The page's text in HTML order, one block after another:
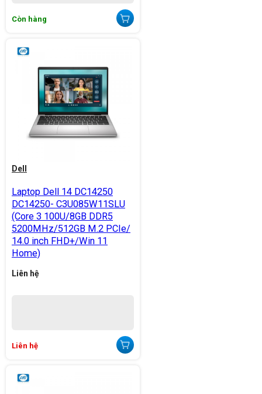
Còn hàng
Dell
Laptop Dell 14 DC14250
DC14250- C3U085W11SLU
(Core 3 100U/8GB DDR5
5200MHz/512GB M.2 PCIe/
14.0 inch FHD+/Win 11
Home)
Liên hệ
Liên hệ